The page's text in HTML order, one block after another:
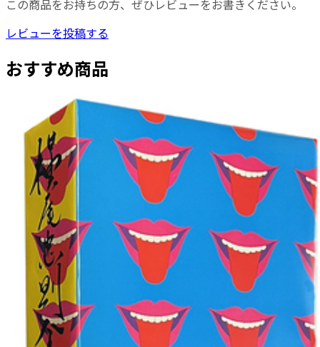
この商品をお持ちの方、ぜひレビューをお書きください。
レビューを投稿する
おすすめ商品